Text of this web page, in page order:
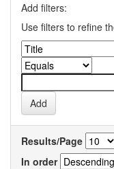
Add filters:
Use filters to refine
Results/Page
In order